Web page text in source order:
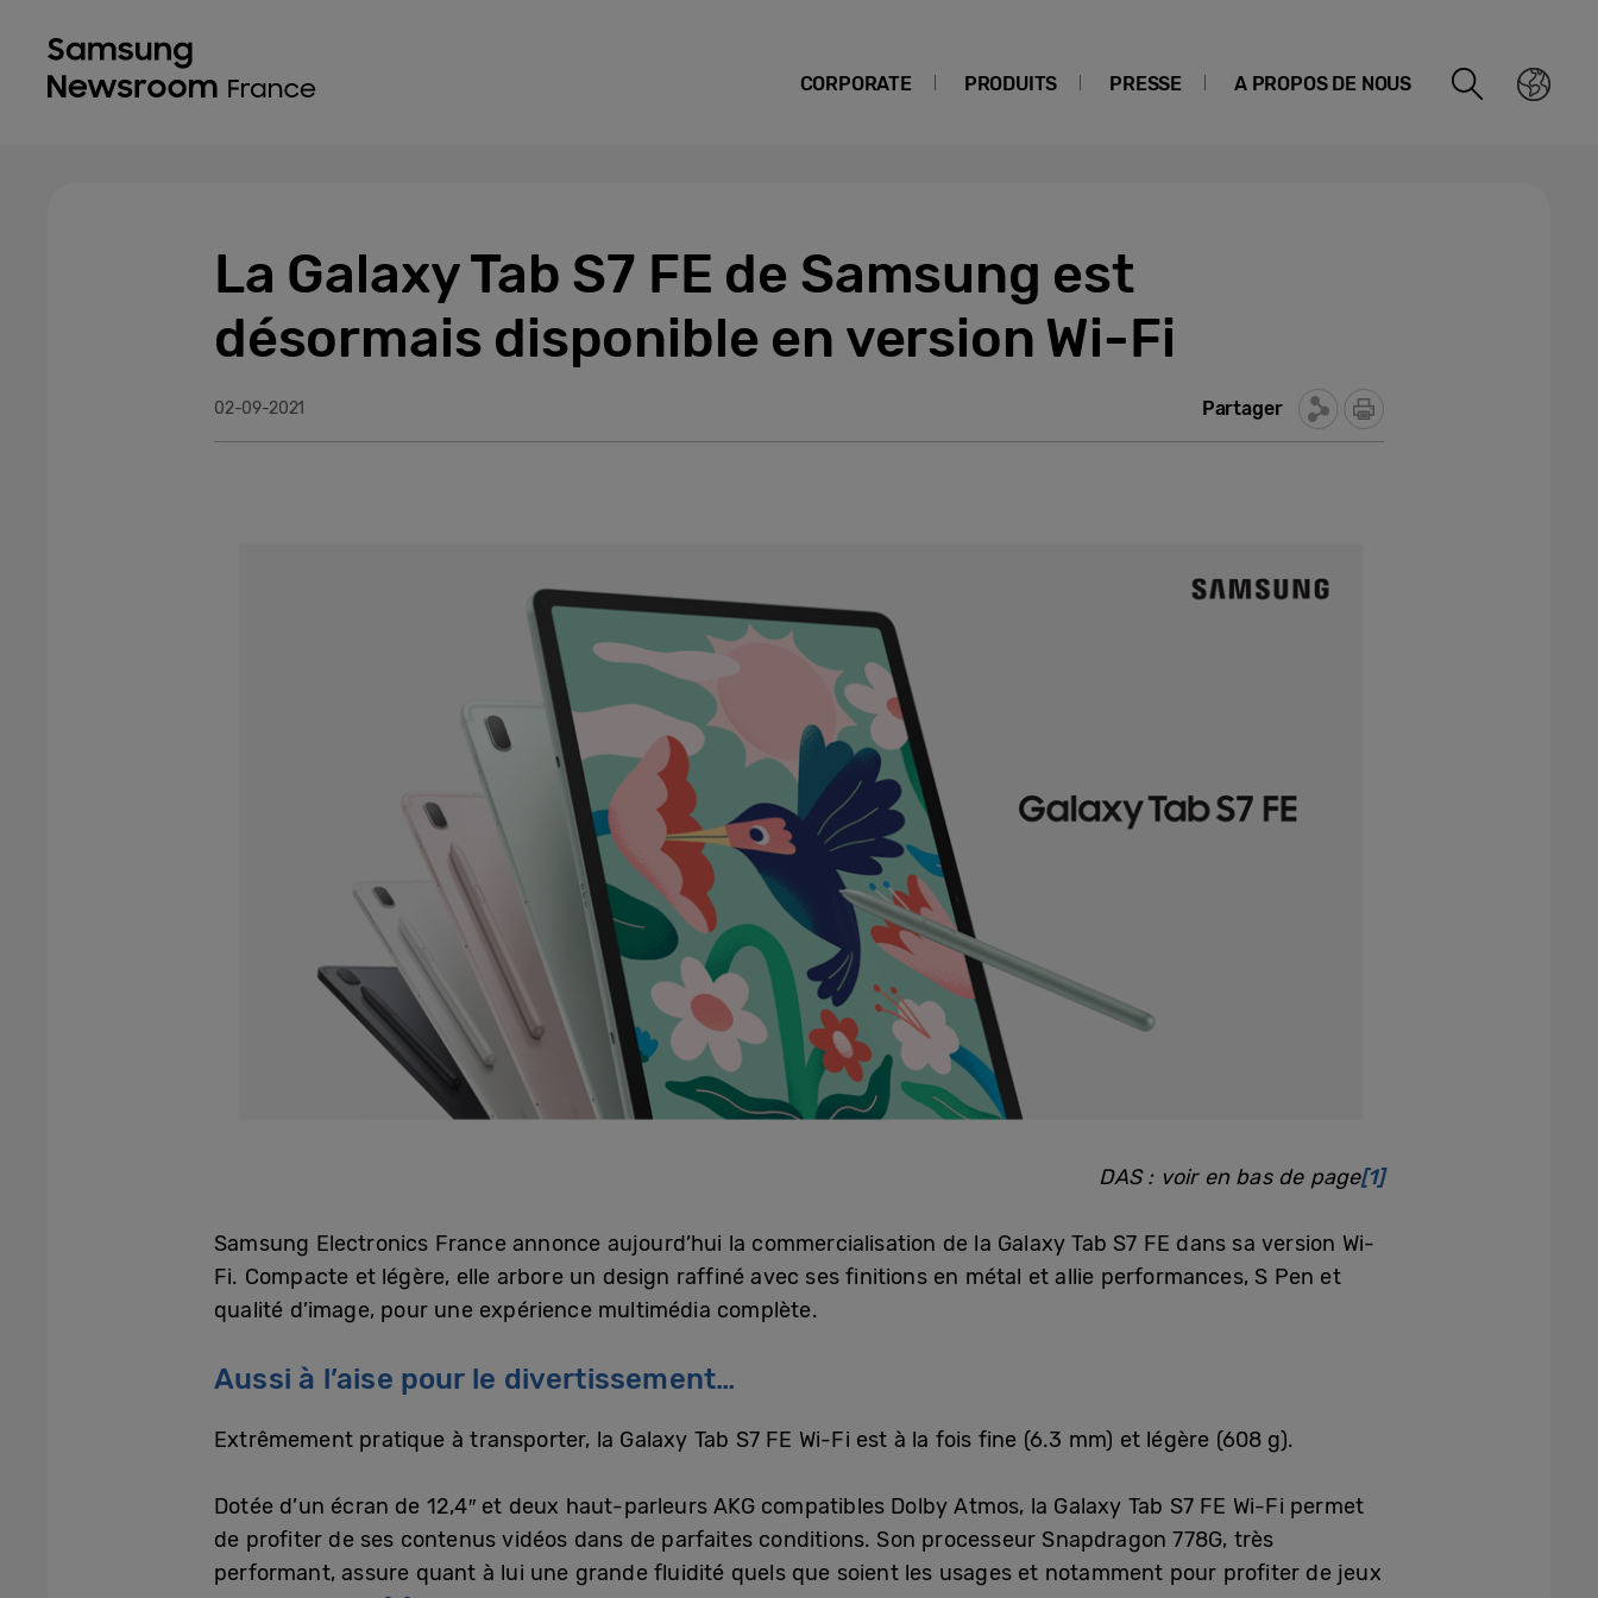
CORPORATE PRODUITS PRESSE A PROPOS DE NOUS
La Galaxy Tab S7 FE de Samsung est
désormais disponible en version Wi-Fi
02-09-2021 Partager
DAS : voir en bas de page[1]
Samsung Electronics France annonce aujourd’hui la commercialisation de la Galaxy Tab S7 FE dans sa version Wi-
Fi. Compacte et légère, elle arbore un design raffiné avec ses finitions en métal et allie performances, S Pen et
qualité d’image, pour une expérience multimédia complète.
Aussi à l’aise pour le divertissement…
Extrêmement pratique à transporter, la Galaxy Tab S7 FE Wi-Fi est à la fois fine (6.3 mm) et légère (608 g).
Dotée d’un écran de 12,4″ et deux haut-parleurs AKG compatibles Dolby Atmos, la Galaxy Tab S7 FE Wi-Fi permet
de profiter de ses contenus vidéos dans de parfaites conditions. Son processeur Snapdragon 778G, très
performant, assure quant à lui une grande fluidité quels que soient les usages et notamment pour profiter de jeux